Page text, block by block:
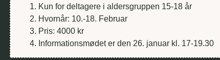
Kun for deltagere i aldersgruppen 15-18 år
Hvornår: 10.-18. Februar
Pris: 4000 kr
Informationsmødet er den 26. januar kl. 17-19.30